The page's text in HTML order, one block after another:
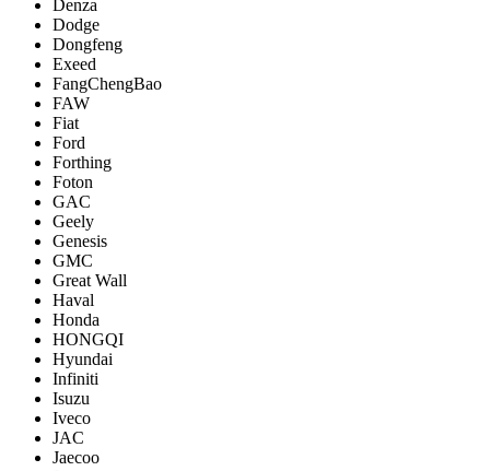
Denza
Dodge
Dongfeng
Exeed
FangChengBao
FAW
Fiat
Ford
Forthing
Foton
GAC
Geely
Genesis
GMC
Great Wall
Haval
Honda
HONGQI
Hyundai
Infiniti
Isuzu
Iveco
JAC
Jaecoo